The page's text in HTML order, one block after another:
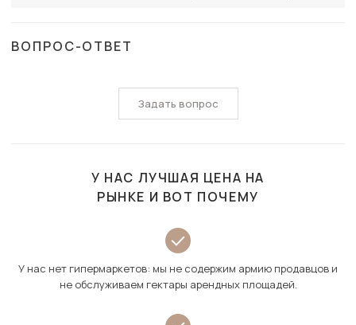
ВОПРОС-ОТВЕТ
Задать вопрос
У НАС ЛУЧШАЯ ЦЕНА НА
РЫНКЕ И ВОТ ПОЧЕМУ
У нас нет гипермаркетов: мы не содержим армию продавцов и
не обслуживаем гектары арендных площадей.